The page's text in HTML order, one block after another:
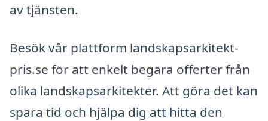
av tjänsten.
Besök vår plattform landskapsarkitekt-
pris.se för att enkelt begära offerter från
olika landskapsarkitekter. Att göra det kan
spara tid och hjälpa dig att hitta den